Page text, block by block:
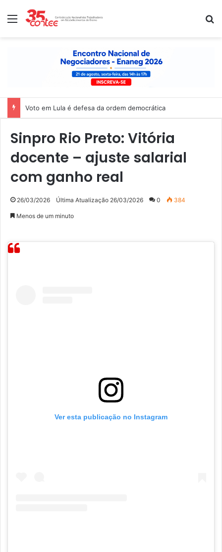
Menu
Voto em Lula é defesa da ordem democrática
Sinpro Rio Preto: Vitória
docente – ajuste salarial
com ganho real
26/03/2026 Última Atualização 26/03/2026 0 384
Menos de um minuto
Ver esta publicação no Instagram